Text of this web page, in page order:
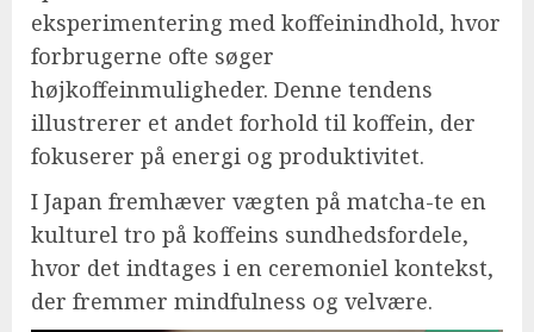
eksperimentering med koffeinindhold, hvor
forbrugerne ofte søger
højkoffeinmuligheder. Denne tendens
illustrerer et andet forhold til koffein, der
fokuserer på energi og produktivitet.
I Japan fremhæver vægten på matcha-te en
kulturel tro på koffeins sundhedsfordele,
hvor det indtages i en ceremoniel kontekst,
der fremmer mindfulness og velvære.